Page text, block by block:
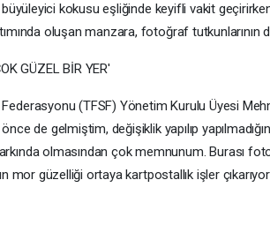
kokusu eşliğinde keyifli vakit
oluşan manzara, fotoğraf tutkunlarının
GÜZEL BİR YER'
(TFSF) Yönetim Kurulu Üyesi
de gelmiştim, değişiklik yapılıp
olmasından çok memnunum. Burası
mor güzelliği ortaya kartpostallık işler